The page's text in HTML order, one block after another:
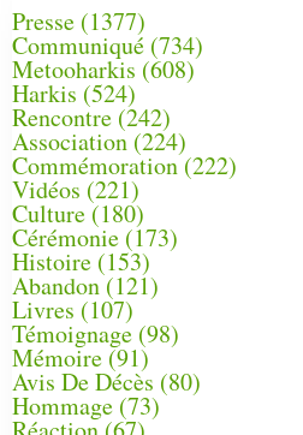
Presse (1377)
Communiqué (734)
Metooharkis (608)
Harkis (524)
Rencontre (242)
Association (224)
Commémoration(222)
Vidéos (221)
Culture(180)
Cérémonie (173)
Histoire (153)
Abandon(121)
Livres (107)
Témoignage (98)
Mémoire (91)
Avis De Décès (80)
Hommage (73)